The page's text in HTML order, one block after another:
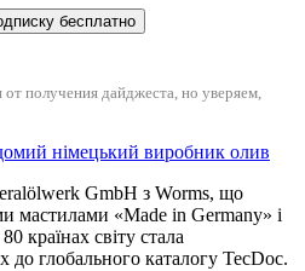
от получения дайджеста, но уверяем,
німецький виробник олив
GmbH з Worms, що
мастилами «Made in Germany» і
країнах світу стала
до глобального каталогу TecDoc.